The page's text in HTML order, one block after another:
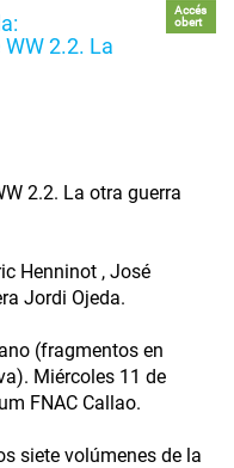
2.2. La
Accés
obert
2.2. La otra guerra
Henninot , José
Jordi Ojeda.
(fragmentos en
Miércoles 11 de
FNAC Callao.
siete volúmenes de la